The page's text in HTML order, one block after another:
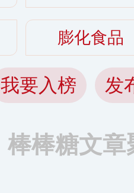
膨化食品
我要入榜 发
棒棒糖文章